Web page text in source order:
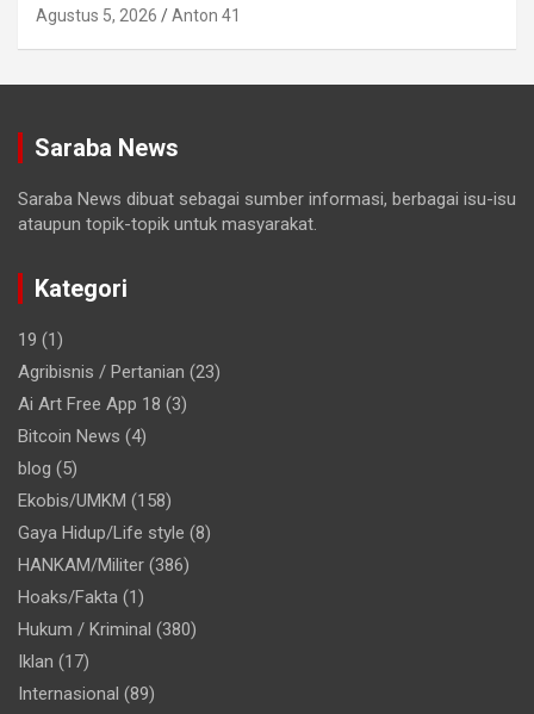
Agustus 5, 2026 Anton 41
Saraba News
Saraba News dibuat sebagai sumber informasi, berbagai isu-isu
ataupun topik-topik untuk masyarakat.
Kategori
19 (1)
Agribisnis / Pertanian (23)
Ai Art Free App 18 (3)
Bitcoin News (4)
blog (5)
Ekobis/UMKM (158)
Gaya Hidup/Life style (8)
HANKAM/Militer (386)
Hoaks/Fakta (1)
Hukum / Kriminal (380)
Iklan (17)
Internasional (89)